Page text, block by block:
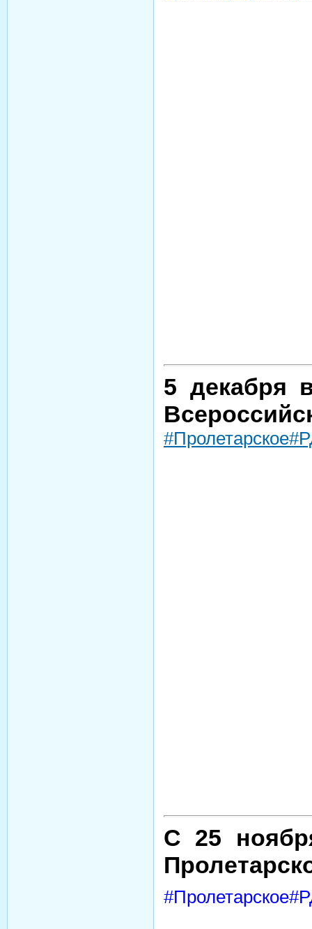
5 декабря
#Пролетарское
С 25